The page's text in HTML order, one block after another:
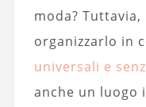
moda?
organizzarlo in
universali e
anche un luogo